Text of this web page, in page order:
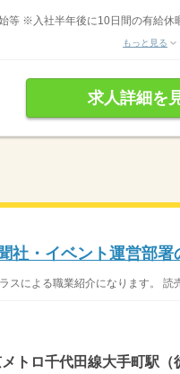
等 ※入社半年後に10日間の有給休
もっと見る
求人詳細を
社・イベント運営部署
スによる職業紹介になります。 読
トロ千代田線大手町駅（